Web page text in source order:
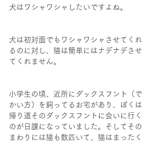
犬はワシャワシャしたいですよね。
犬は初対面でもワシャワシャさせてくれ
るのに対し、猫は簡単にはナデナデさせ
てくれません。
小学生の頃、近所にダックスフント（で
かい方）を飼ってるお宅があり、ぼくは
帰り道そのダックスフントに会いに行く
のが日課になっていました。そしてその
まわりには猫も数匹いて、猫はまったく